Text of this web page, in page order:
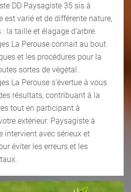
DD Paysagiste 35 sis à
est varié et de différente nature,
la taille et élagage d’arbre.
La Perouse connait au bout
et les procédures pour la
sortes de végétal.
La Perouse s’évertue à vous
résultats, contribuant à la
tout en participant à
extérieur. Paysagiste à
intervient avec sérieux et
éviter les erreurs et les